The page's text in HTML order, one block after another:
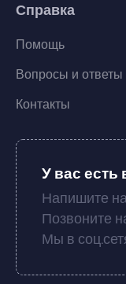
Справка
Помощь
Вопросы и ответы
Контакты
У вас
Напишите
Позвоните
Мы в